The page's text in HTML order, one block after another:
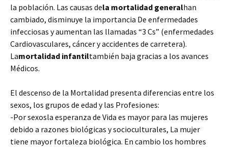
la población. Las causas dela mortalidad generalhan
cambiado, disminuye la importancia De enfermedades
infecciosas y aumentan las llamadas “3 Cs” (enfermedades
Cardiovasculares, cáncer y accidentes de carretera).
Lamortalidad infantiltambién baja gracias a los avances
Médicos.
El descenso de la Mortalidad presenta diferencias entre los
sexos, los grupos de edad y las Profesiones:
-Por sexosla esperanza de Vida es mayor para las mujeres
debido a razones biológicas y socioculturales, La mujer
tiene mayor fortaleza biológica. En cambio los hombres